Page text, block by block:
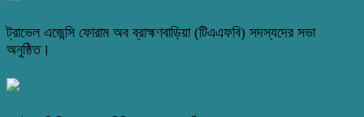
ট্রাভেল এজেন্সি ফোরাম অব ব্রাহ্মণবাড়িয়া (টিএএফবি) সদস্যদের সভা
অনুষ্ঠিত।